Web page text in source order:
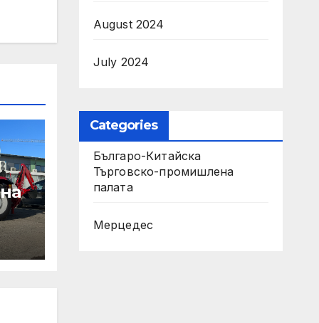
August 2024
July 2024
Categories
Българо-Китайска
Търговско-промишлена
палaта
Мерцедес